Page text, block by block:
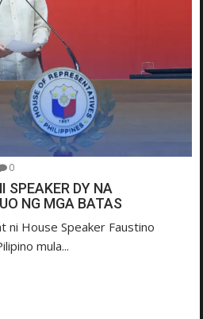
0
SPEAKER DY NA
NG MGA BATAS
ni House Speaker Faustino
mula...